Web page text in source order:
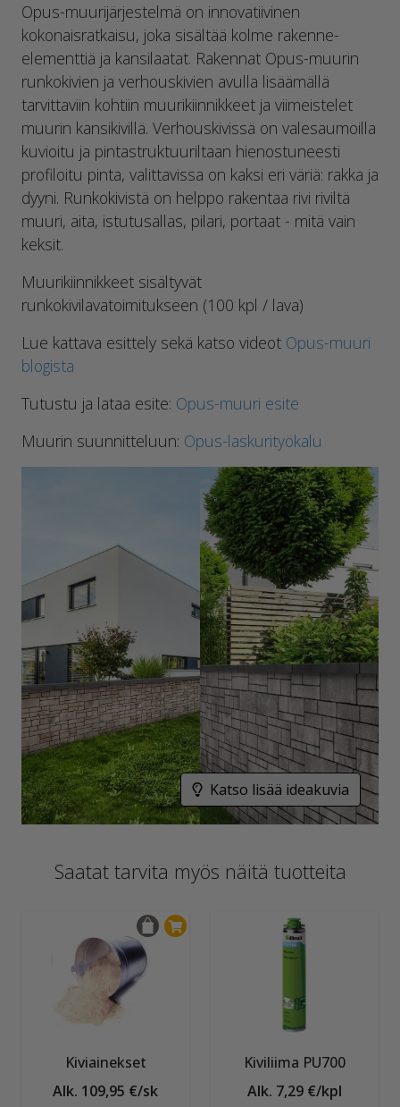
Opus-muurijärjestelmä on innovatiivinen
kokonaisratkaisu, joka sisältää kolme rakenne-
elementtiä ja kansilaatat. Rakennat Opus-muurin
runkokivien ja verhouskivien avulla lisäämällä
tarvittaviin kohtiin muurikiinnikkeet ja viimeistelet
muurin kansikivillä. Verhouskivissä on valesaumoilla
kuvioitu ja pintastruktuuriltaan hienostuneesti
profiloitu pinta, valittavissa on kaksi eri väriä: rakka ja
dyyni. Runkokivistä on helppo rakentaa rivi riviltä
muuri, aita, istutusallas, pilari, portaat - mitä vain
keksit.
Muurikiinnikkeet sisältyvät
runkokivilavatoimitukseen (100 kpl / lava)
Lue kattava esittely sekä katso videot Opus-muuri
blogista
Tutustu ja lataa esite: Opus-muuri esite
Muurin suunnitteluun: Opus-laskurityökalu
Katso lisää ideakuvia
Saatat tarvita myös näitä tuotteita
Kiviainekset
Alk. 109,95 €/sk
Kiviliima PU700
Alk. 7,29 €/kpl